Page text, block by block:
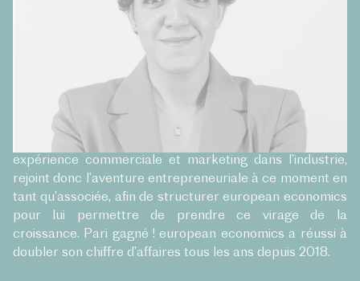
Le marché d’european economics connaît une
accélération importante en 2018 avec la mise en œuvre
des IPCEIs, qui permet à l’entreprise d’étendre ses
activités à toute l’Europe.
Narjiss Haddaoui, diplômée d’un Master en Business
International de Paris Dauphine et riche d’une
expérience commerciale et marketing dans l’industrie,
rejoint donc l’aventure entrepreneuriale à ce moment en
tant qu’associée, afin de structurer european economics
pour lui permettre de prendre ce virage de la
croissance. Pari gagné ! european economics a réussi à
doubler son chiffre d’affaires tous les ans depuis 2018.